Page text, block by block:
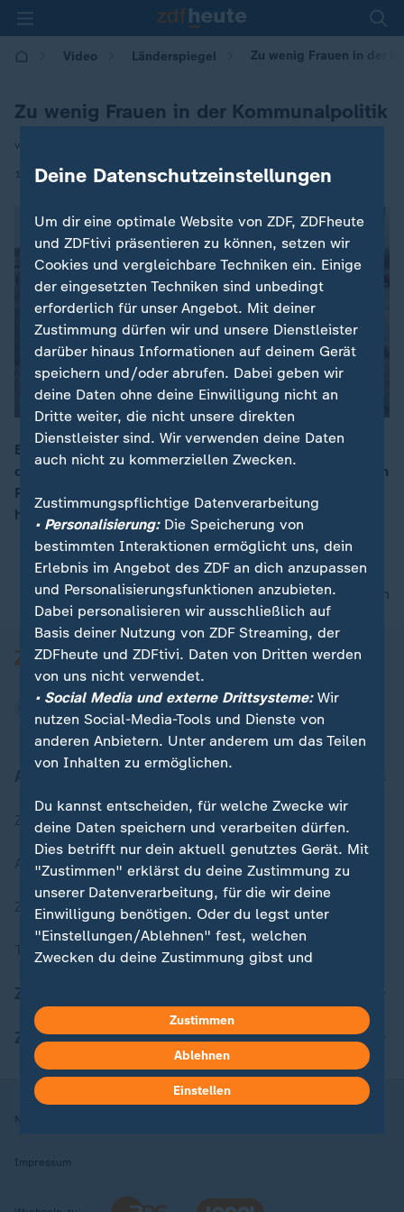
Video Länderspiegel Zu wenig Frauen in der
Zu wenig Frauen in der Kommunalpolitik
von Nicole Frölich
13.12.2025 | 17:05
Bundesweit haben nur 30 Prozent Frauen Mandate in
der Kommunalpolitik inne. Denn Hass und Hetze gegen
Frauen in der Politik nehmen immer mehr zu. Nicht alle
haben die Kraft, dies durchzustehen.
nach oben
Zuletzt veröffentlicht
Aktuelle Sendungs-Videos
ZDFheute Stories
Themen im Überblick
ZDFheute Apps
Nutzungsbedingungen
Impressum
Deine Datenschutzeinstellungen
Um dir eine optimale Website von ZDF, ZDFheute
und ZDFtivi präsentieren zu können, setzen wir
Cookies und vergleichbare Techniken ein. Einige
der eingesetzten Techniken sind unbedingt
erforderlich für unser Angebot. Mit deiner
Zustimmung dürfen wir und unsere Dienstleister
darüber hinaus Informationen auf deinem Gerät
speichern und/oder abrufen. Dabei geben wir
deine Daten ohne deine Einwilligung nicht an
Dritte weiter, die nicht unsere direkten
Dienstleister sind. Wir verwenden deine Daten
auch nicht zu kommerziellen Zwecken.
Zustimmungspflichtige Datenverarbeitung
• Personalisierung:Die Speicherung von
bestimmten Interaktionen ermöglicht uns, dein
Erlebnis im Angebot des ZDF an dich anzupassen
und Personalisierungsfunktionen anzubieten.
Dabei personalisieren wir ausschließlich auf
Basis deiner Nutzung von ZDF Streaming, der
ZDFheute und ZDFtivi. Daten von Dritten werden
von uns nicht verwendet.
• Social Media und externe Drittsysteme:Wir
nutzen Social-Media-Tools und Dienste von
anderen Anbietern. Unter anderem um das Teilen
von Inhalten zu ermöglichen.
Du kannst entscheiden, für welche Zwecke wir
deine Daten speichern und verarbeiten dürfen.
Dies betrifft nur dein aktuell genutztes Gerät. Mit
"Zustimmen" erklärst du deine Zustimmung zu
unserer Datenverarbeitung, für die wir deine
Einwilligung benötigen. Oder du legst unter
"Einstellungen/Ablehnen" fest, welchen
Zwecken du deine Zustimmung gibst und
in deinen Einstellungen widerrufen oder ändern.
Hier findest du das Impressum.
Weitere Informationen findest du in unserer
Datenschutzerklärung.
Zustimmen
Ablehnen
Einstellen